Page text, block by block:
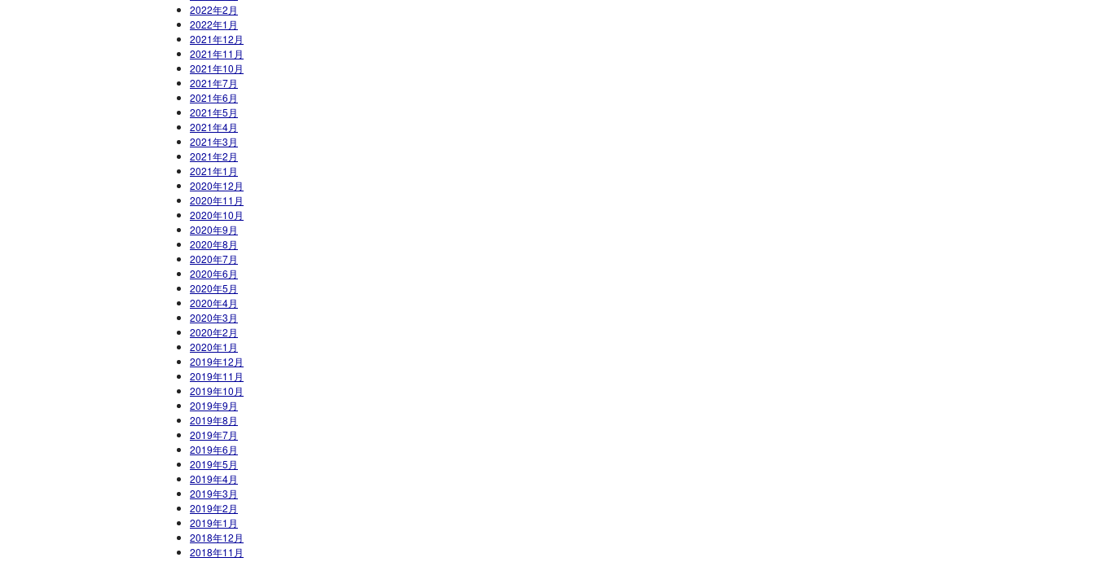
2022年2月
2022年1月
2021年12月
2021年11月
2021年10月
2021年7月
2021年6月
2021年5月
2021年4月
2021年3月
2021年2月
2021年1月
2020年12月
2020年11月
2020年10月
2020年9月
2020年8月
2020年7月
2020年6月
2020年5月
2020年4月
2020年3月
2020年2月
2020年1月
2019年12月
2019年11月
2019年10月
2019年9月
2019年8月
2019年7月
2019年6月
2019年5月
2019年4月
2019年3月
2019年2月
2019年1月
2018年12月
2018年11月